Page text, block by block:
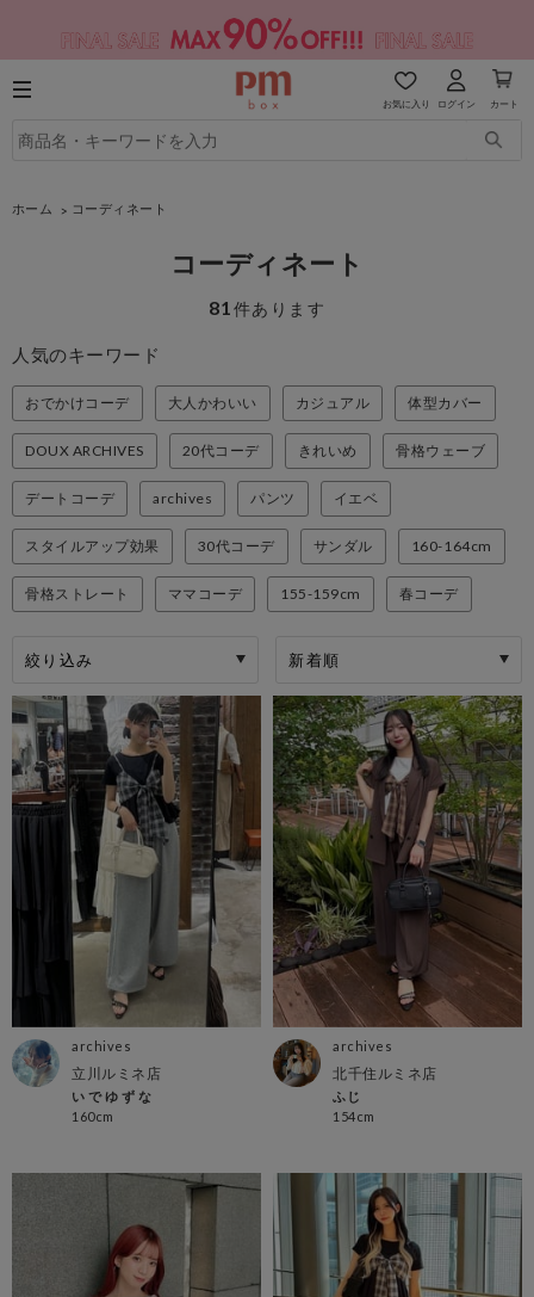
お気に入り ログイン カート
ホーム コーディネート
コーディネート
81件あります
人気のキーワード
おでかけコーデ 大人かわいい カジュアル 体型カバー
DOUX ARCHIVES 20代コーデ きれいめ 骨格ウェーブ
デートコーデ archives パンツ イエベ
スタイルアップ効果 30代コーデ サンダル 160-164cm
骨格ストレート ママコーデ 155-159cm 春コーデ
絞り込み
archives
立川ルミネ店
い で ゆ ず な
160cm
archives
北千住ルミネ店
ふじ
154cm